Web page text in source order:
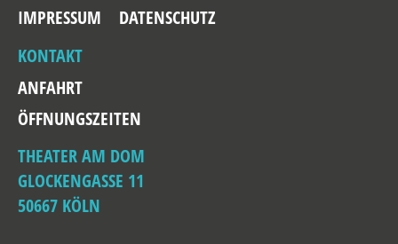
IMPRESSUM
DATENSCHUTZ
KONTAKT
ANFAHRT
ÖFFNUNGSZEITEN
THEATER AM DOM
GLOCKENGASSE 11
50667 KÖLN